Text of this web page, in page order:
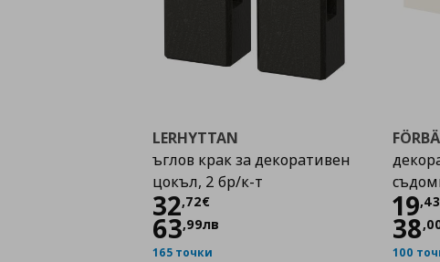
LERHYTTAN
ъглов крак за декоративен
цокъл, 2 бр/к-т
32,72€
Цена
63,99лв
165 точки
19,43
38,
100